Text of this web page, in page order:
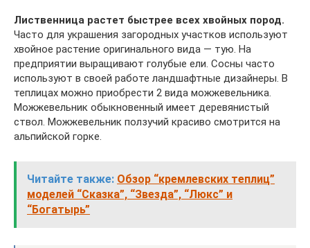
Лиственница растет быстрее всех хвойных пород.
Часто для украшения загородных участков используют
хвойное растение оригинального вида — тую. На
предприятии выращивают голубые ели. Сосны часто
используют в своей работе ландшафтные дизайнеры. В
теплицах можно приобрести 2 вида можжевельника.
Можжевельник обыкновенный имеет деревянистый
ствол. Можжевельник ползучий красиво смотрится на
альпийской горке.
Читайте также: Обзор “кремлевских теплиц”
моделей “Сказка”, “Звезда”, “Люкс” и
“Богатырь”